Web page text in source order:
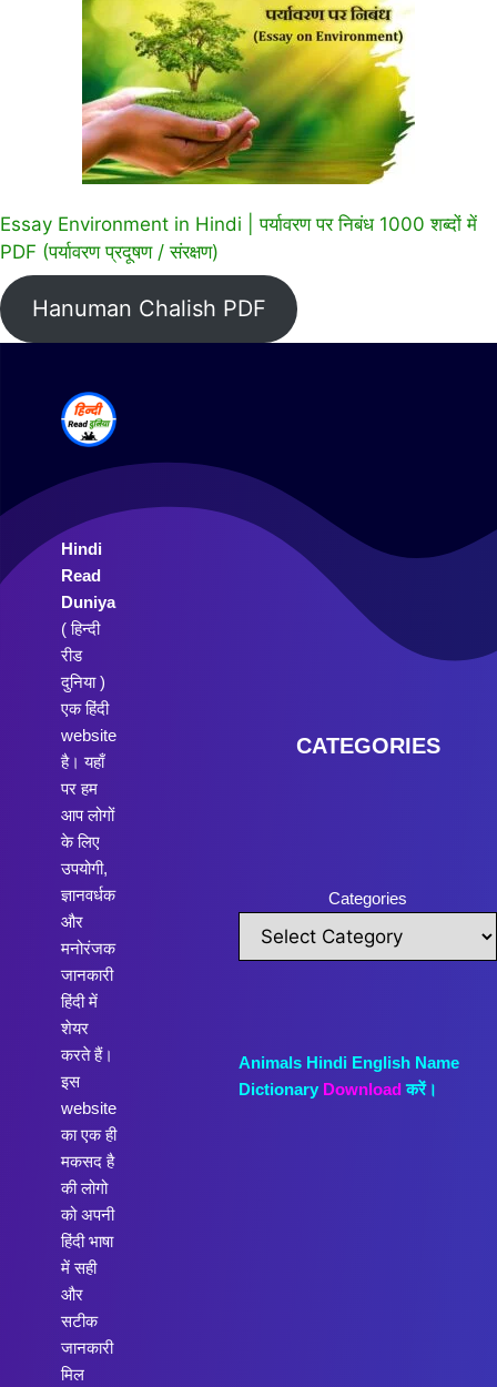
Essay Environment in Hindi | पर्यावरण पर निबंध 1000 शब्दों में
PDF (पर्यावरण प्रदूषण / संरक्षण)
Hanuman Chalish PDF
Hindi
Read
Duniya
( हिन्दी
रीड
दुनिया )
एक हिंदी
website
है। यहाँ
पर हम
आप लोगों
के लिए
उपयोगी,
ज्ञानवर्धक
और
मनोरंजक
जानकारी
हिंदी में
शेयर
करते हैं।
इस
website
का एक ही
मकसद है
की लोगो
को अपनी
हिंदी भाषा
में सही
और
सटीक
जानकारी
मिल
CATEGORIES
Categories
Animals Hindi English Name
Dictionary Download करें।